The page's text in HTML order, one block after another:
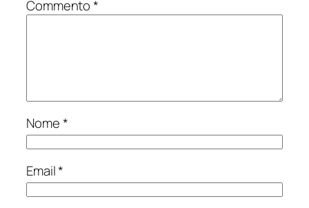
Commento*
Nome*
Email*